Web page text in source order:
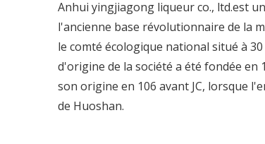
Anhui yingjiagong liqueur co., ltd.est
l'ancienne base révolutionnaire de la
le comté écologique national situé à
d'origine de la société a été fondée en
son origine en 106 avant JC, lorsque
de Huoshan.